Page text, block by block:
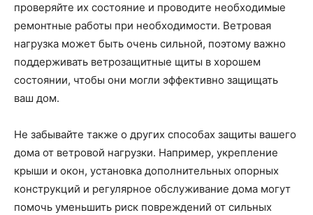
проверяйте их состояние и проводите необходимые
ремонтные работы при необходимости. Ветровая
нагрузка может быть очень сильной, поэтому важно
поддерживать ветрозащитные щиты в хорошем
состоянии, чтобы они могли эффективно защищать
ваш дом.
Не забывайте также о других способах защиты вашего
дома от ветровой нагрузки. Например, укрепление
крыши и окон, установка дополнительных опорных
конструкций и регулярное обслуживание дома могут
помочь уменьшить риск повреждений от сильных